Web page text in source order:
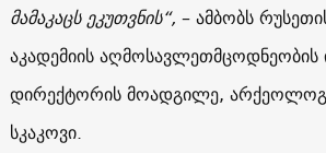
მამაკაცს ეკუთვნის“, – ამბობს
აკადემიის აღმოსავლეთმცოდნეობის
დირექტორის მოადგილე,
სკაკოვი.